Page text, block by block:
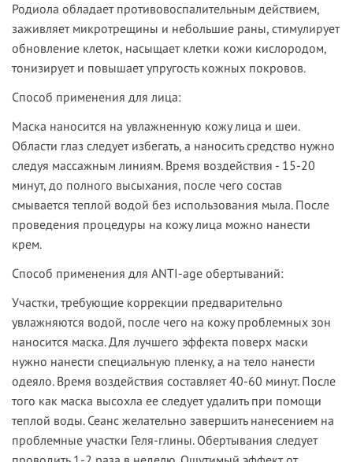
Родиола обладает противовоспалительным действием,
заживляет микротрещины и небольшие раны, стимулирует
обновление клеток, насыщает клетки кожи кислородом,
тонизирует и повышает упругость кожных покровов.
Способ применения для лица:
Маска наносится на увлажненную кожу лица и шеи.
Области глаз следует избегать, а наносить средство нужно
следуя массажным линиям. Время воздействия - 15-20
минут, до полного высыхания, после чего состав
смывается теплой водой без использования мыла. После
проведения процедуры на кожу лица можно нанести
крем.
Способ применения для ANTI-age обертываний:
Участки, требующие коррекции предварительно
увлажняются водой, после чего на кожу проблемных зон
наносится маска. Для лучшего эффекта поверх маски
нужно нанести специальную пленку, а на тело нанести
одеяло. Время воздействия составляет 40-60 минут. После
того как маска высохла ее следует удалить при помощи
теплой воды. Сеанс желательно завершить нанесением на
проблемные участки Геля-глины. Обертывания следует